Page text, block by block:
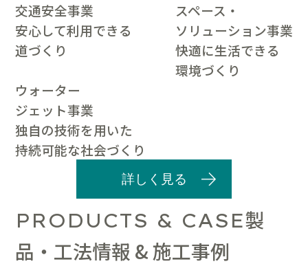
交通安全事業
安心して利用できる
道づくり
スペース・
ソリューション事業
快適に生活できる
環境づくり
ウォーター
ジェット事業
独自の技術を用いた
持続可能な社会づくり
詳しく見る
PRODUCTS & CASE製
品・工法情報 & 施工事例